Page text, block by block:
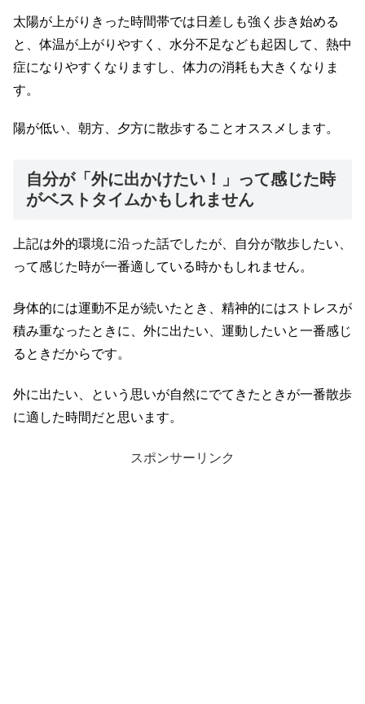
太陽が上がりきった時間帯では日差しも強く歩き始める
と、体温が上がりやすく、水分不足なども起因して、熱中
症になりやすくなりますし、体力の消耗も大きくなりま
す。
陽が低い、朝方、夕方に散歩することオススメします。
自分が「外に出かけたい！」って感じた時
がベストタイムかもしれません
上記は外的環境に沿った話でしたが、自分が散歩したい、
って感じた時が一番適している時かもしれません。
身体的には運動不足が続いたとき、精神的にはストレスが
積み重なったときに、外に出たい、運動したいと一番感じ
るときだからです。
外に出たい、という思いが自然にでてきたときが一番散歩
に適した時間だと思います。
スポンサーリンク